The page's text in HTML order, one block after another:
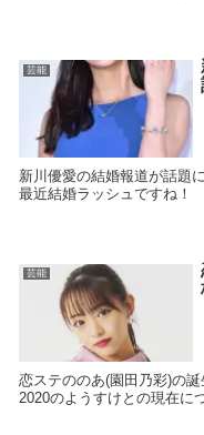
芸能
新川優愛の結婚報道が話題
最近結婚ラッシュですね！
芸能
恋ステののあ(園田乃彩)の
2020のようすけとの現在に